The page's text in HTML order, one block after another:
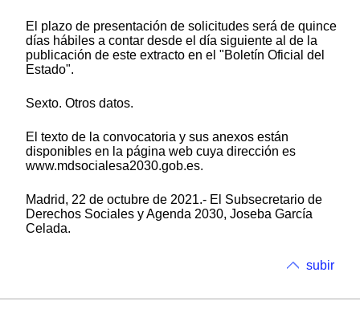
El plazo de presentación de solicitudes será de quince
días hábiles a contar desde el día siguiente al de la
publicación de este extracto en el "Boletín Oficial del
Estado".
Sexto. Otros datos.
El texto de la convocatoria y sus anexos están
disponibles en la página web cuya dirección es
www.mdsocialesa2030.gob.es.
Madrid, 22 de octubre de 2021.- El Subsecretario de
Derechos Sociales y Agenda 2030, Joseba García
Celada.
subir